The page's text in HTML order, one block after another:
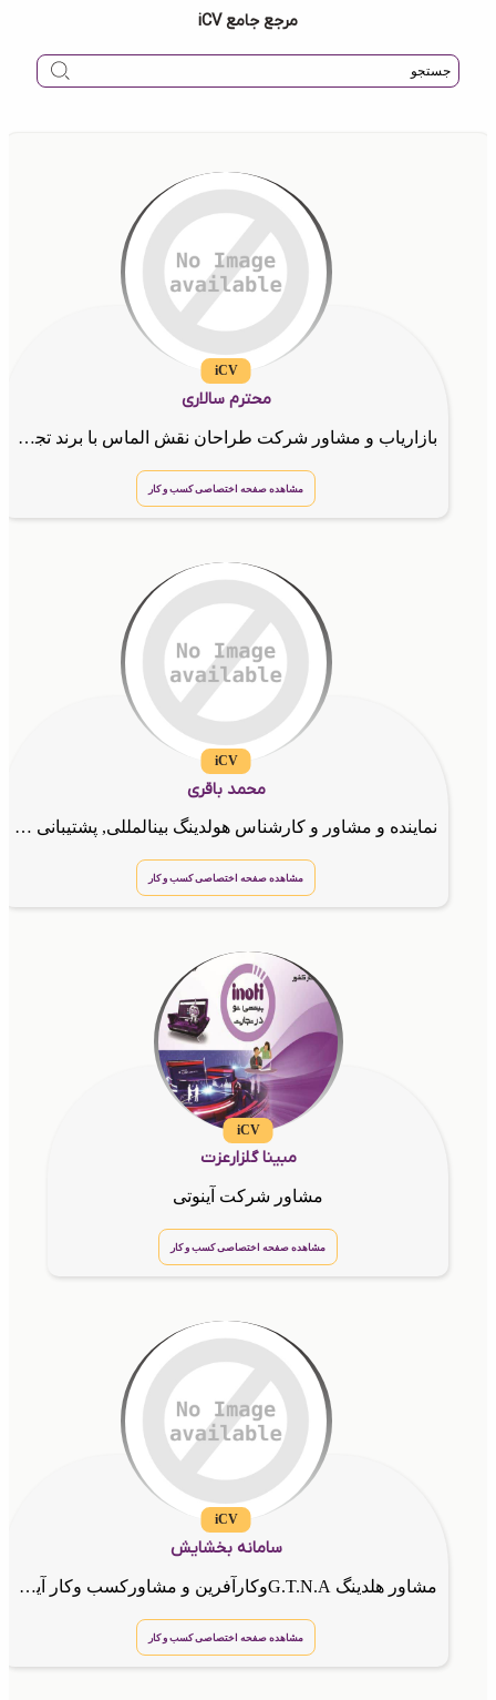
مرجع جامع iCV
iCV
محترم سالاری
بازاریاب و مشاور شرکت طراحان نقش الماس با برند تجاری آینوتی
مشاهده صفحه اختصاصی کسب و کار
iCV
محمد باقری
نماینده و مشاور و کارشناس هولدینگ بینالمللی, پشتیبانی شرکت آینوتی G.T.N.A
مشاهده صفحه اختصاصی کسب و کار
iCV
مبینا گلزارعزت
مشاور شرکت آینوتی
مشاهده صفحه اختصاصی کسب و کار
iCV
سامانه بخشایش
مشاور هلدینگ G.T.N.Aوکارآفرین و مشاورکسب وکار آینوتی
مشاهده صفحه اختصاصی کسب و کار